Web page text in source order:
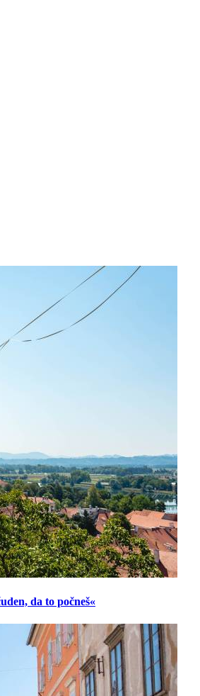
da to počneš«